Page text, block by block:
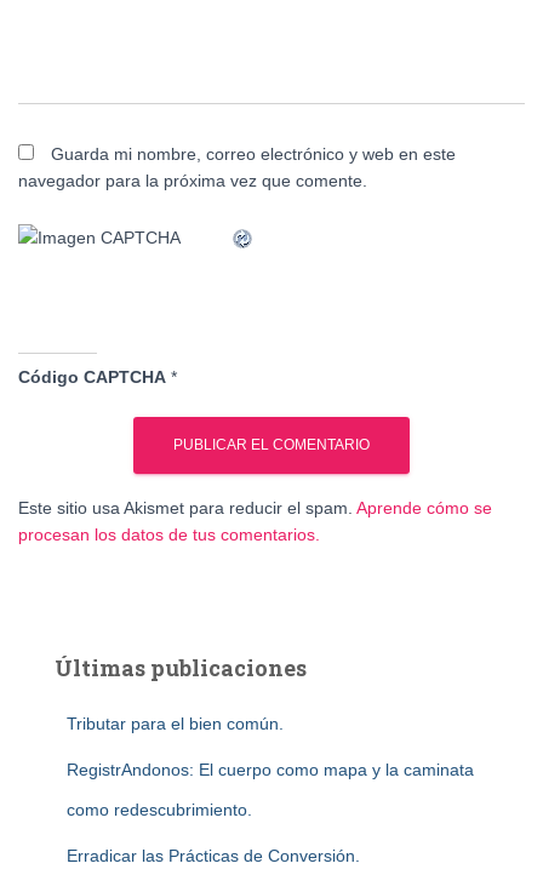
Guarda mi nombre, correo electrónico y web en este
navegador para la próxima vez que comente.
Código CAPTCHA *
Este sitio usa Akismet para reducir el spam. Aprende cómo se
procesan los datos de tus comentarios.
Últimas publicaciones
Tributar para el bien común.
RegistrAndonos: El cuerpo como mapa y la caminata
como redescubrimiento.
Erradicar las Prácticas de Conversión.